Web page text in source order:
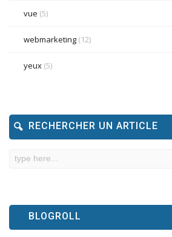
vue (5)
webmarketing (12)
yeux (5)
RECHERCHER UN ARTICLE
BLOGROLL